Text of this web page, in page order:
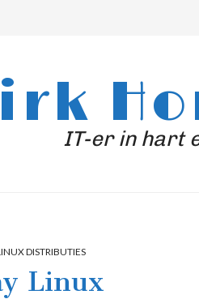
IT-er in hart
DISTRIBUTIES
Linux